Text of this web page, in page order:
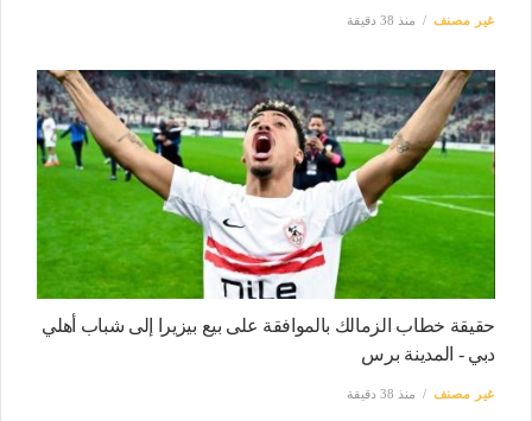
غير مصنف منذ 38 دقيقة
حقيقة خطاب الزمالك بالموافقة على بيع بيزيرا إلى شباب أهلي
دبي - المدينة برس
غير مصنف منذ 38 دقيقة